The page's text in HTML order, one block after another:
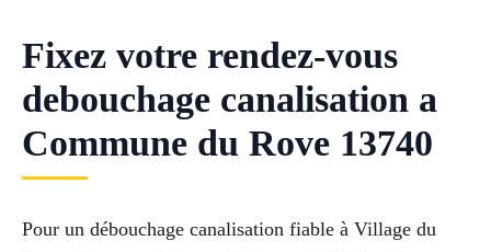
Fixez votre rendez-vous
debouchage canalisation a
Commune du Rove 13740
Pour un débouchage canalisation fiable à Village du